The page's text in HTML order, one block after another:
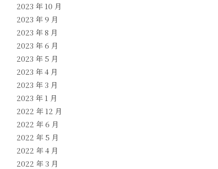
2023 年 10 月
2023 年 9 月
2023 年 8 月
2023 年 6 月
2023 年 5 月
2023 年 4 月
2023 年 3 月
2023 年 1 月
2022 年 12 月
2022 年 6 月
2022 年 5 月
2022 年 4 月
2022 年 3 月